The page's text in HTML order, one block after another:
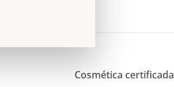
Cosmética certificada